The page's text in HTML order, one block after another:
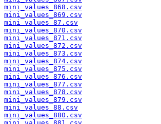
mini_values_868.csv
mini_values_869.csv
mini_values_87.csv
mini_values_870.csv
mini_values_871.csv
mini_values_872.csv
mini_values_873.csv
mini_values_874.csv
mini_values_875.csv
mini_values_876.csv
mini_values_877.csv
mini_values_878.csv
mini_values_879.csv
mini_values_88.csv
mini_values_880.csv